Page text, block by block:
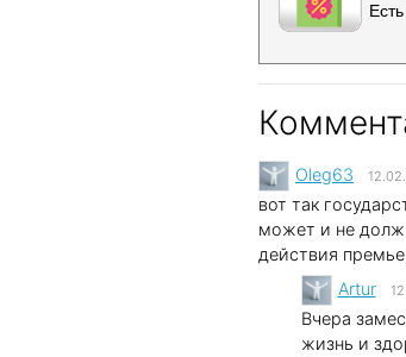
Oleg63
вот так
может и не
действия
Artur
Вчера
жизнь и